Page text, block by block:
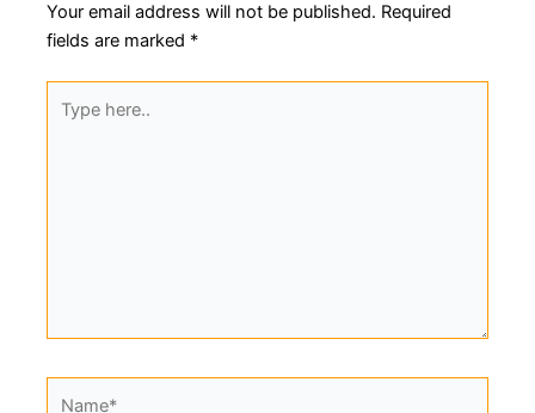
Your email address will not be published. Required
fields are marked *
here..